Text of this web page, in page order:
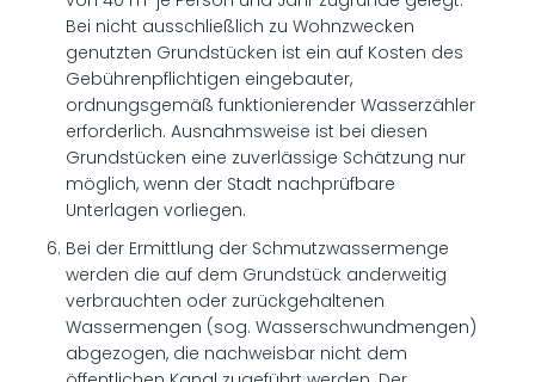
Bei nicht ausschließlich zu Wohnzwecken
genutzten Grundstücken ist ein auf Kosten des
Gebührenpflichtigen eingebauter,
ordnungsgemäß funktionierender Wasserzähler
erforderlich. Ausnahmsweise ist bei diesen
Grundstücken eine zuverlässige Schätzung nur
möglich, wenn der Stadt nachprüfbare
Unterlagen vorliegen.
Bei der Ermittlung der Schmutzwassermenge
werden die auf dem Grundstück anderweitig
verbrauchten oder zurückgehaltenen
Wassermengen (sog. Wasserschwundmengen)
abgezogen, die nachweisbar nicht dem